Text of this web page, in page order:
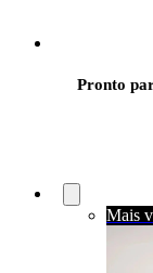
Pronto